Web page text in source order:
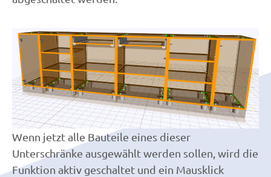
Wenn jetzt alle Bauteile eines dieser
Unterschränke ausgewählt werden sollen, wird die
Funktion aktiv geschaltet und ein Mausklick